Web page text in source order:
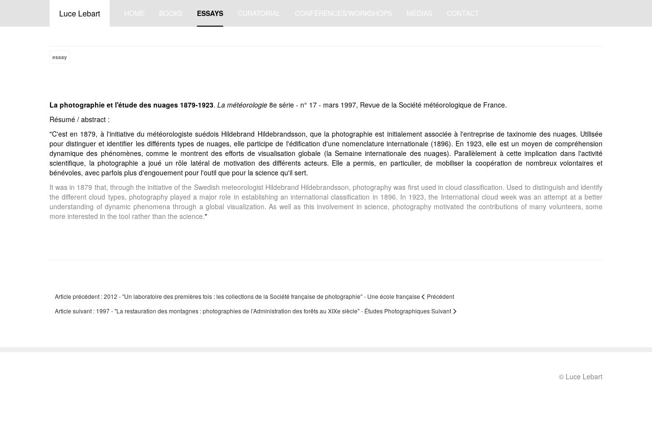
Luce Lebart HOME BOOKS ESSAYS CURATORIAL CONFÉRENCES/WORKSHOPS MÉDIAS CONTACT
essay
La photographie et l'étude des nuages 1879-1923. La météorologie 8e série - n° 17 - mars 1997, Revue de la Société météorologique de France.
Résumé / abstract :
"C'est en 1879, à l'initiative du météorologiste suédois Hildebrand Hildebrandsson, que la photographie est initialement associée à l'entreprise de taxinomie des nuages. Utilisée
pour distinguer et identifier les différents types de nuages, elle participe de l'édification d'une nomenclature internationale (1896). En 1923, elle est un moyen de compréhension
dynamique des phénomènes, comme le montrent des efforts de visualisation globale (la Semaine internationale des nuages). Parallèlement à cette implication dans l'activité
scientifique, la photographie a joué un rôle latéral de motivation des différents acteurs. Elle a permis, en particulier, de mobiliser la coopération de nombreux volontaires et
bénévoles, avec parfois plus d'engouement pour l'outil que pour la science qu'il sert.
It was in 1879 that, through the initiative of the Swedish meteorologist Hildebrand Hildebrandsson, photography was first used in cloud classification. Used to distinguish and identify
the different cloud types, photography played a major role in establishing an international classification in 1896. In 1923, the International cloud week was an attempt at a better
understanding of dynamic phenomena through a global visualization. As well as this involvement in science, photography motivated the contributions of many volunteers, some
more interested in the tool rather than the science."
Article précédent : 2012 - "Un laboratoire des premières fois : les collections de la Société française de photographie" - Une école française
Précédent
Article suivant : 1997 - "La restauration des montagnes : photographies de l’Administration des forêts au XIXe siècle" - Études PhotographiquesSuivant
© Luce Lebart